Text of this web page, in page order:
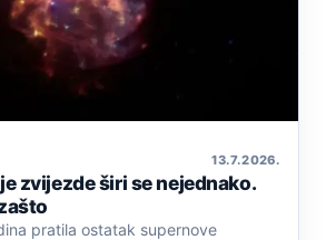
13. 7. 2026.
zvijezde širi se nejednako.
pratila ostatak supernove